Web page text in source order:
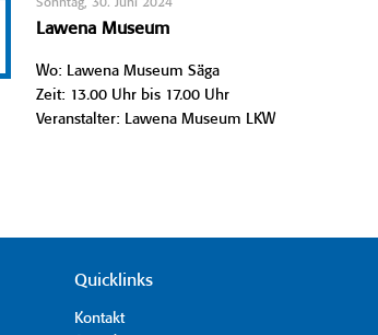
Lawena Museum
Wo: Lawena Museum Säga
Zeit: 13.00 Uhr bis 17.00 Uhr
Veranstalter: Lawena Museum LKW
Quicklinks
Kontakt